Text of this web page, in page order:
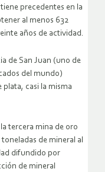
precedentes en la
al menos 632
años de actividad.
de San Juan (uno de
del mundo)
casi la misma
tercera mina de oro
de mineral al
difundido por
de mineral